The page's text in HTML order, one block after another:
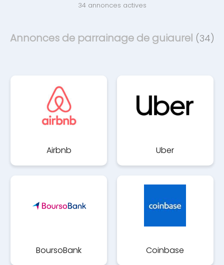
34 annonces actives
Annonces de parrainage de guiaurel (34)
Airbnb Uber
BoursoBank Coinbase